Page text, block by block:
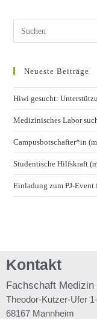
Neueste Beiträge
Hiwi gesucht:
Medizinisches Labor
Campusbotschafter*in
Studentische Hilfskraft
Einladung zum PJ-Event
Kontakt
Fachschaft Medizin
Theodor-Kutzer-Ufer
68167 Mannheim